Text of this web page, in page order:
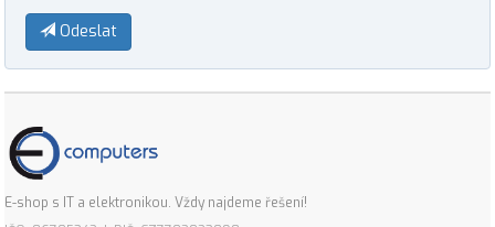
Odeslat
E-shop s IT a elektronikou. Vždy najdeme řešení!